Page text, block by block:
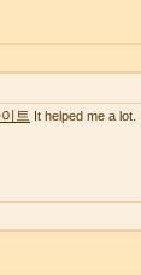
트 It helped me a